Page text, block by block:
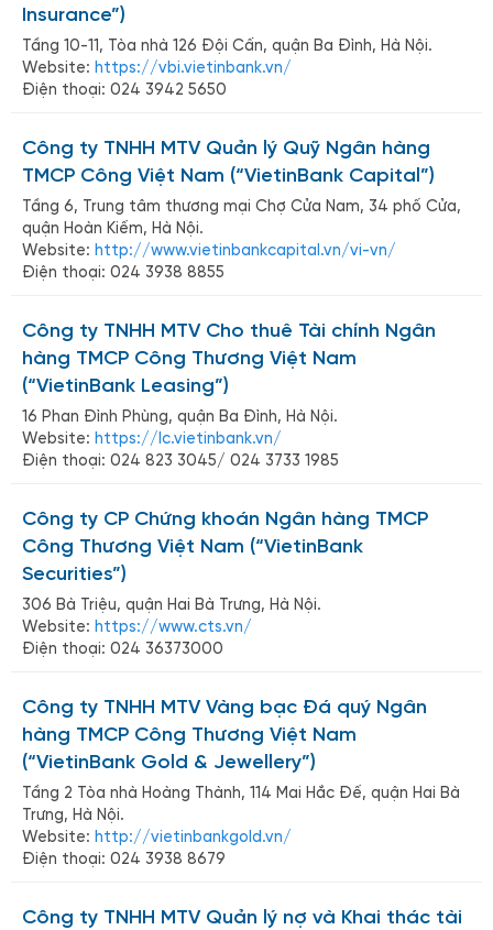
Insurance”)
Tầng 10-11, Tòa nhà 126 Đội Cấn, quận Ba Đình, Hà Nội.
Website: https://vbi.vietinbank.vn/
Điện thoại: 024 3942 5650
Công ty TNHH MTV Quản lý Quỹ Ngân hàng
TMCP Công Việt Nam (“VietinBank Capital”)
Tầng 6, Trung tâm thương mại Chợ Cửa Nam, 34 phố Cửa,
quận Hoàn Kiếm, Hà Nội.
Website: http://www.vietinbankcapital.vn/vi-vn/
Điện thoại: 024 3938 8855
Công ty TNHH MTV Cho thuê Tài chính Ngân
hàng TMCP Công Thương Việt Nam
(“VietinBank Leasing”)
16 Phan Đình Phùng, quận Ba Đình, Hà Nội.
Website: https://lc.vietinbank.vn/
Điện thoại: 024 823 3045/ 024 3733 1985
Công ty CP Chứng khoán Ngân hàng TMCP
Công Thương Việt Nam (“VietinBank
Securities”)
306 Bà Triệu, quận Hai Bà Trưng, Hà Nội.
Website: https://www.cts.vn/
Điện thoại: 024 36373000
Công ty TNHH MTV Vàng bạc Đá quý Ngân
hàng TMCP Công Thương Việt Nam
(“VietinBank Gold & Jewellery”)
Tầng 2 Tòa nhà Hoàng Thành, 114 Mai Hắc Đế, quận Hai Bà
Trưng, Hà Nội.
Website: http://vietinbankgold.vn/
Điện thoại: 024 3938 8679
Công ty TNHH MTV Quản lý nợ và Khai thác tài